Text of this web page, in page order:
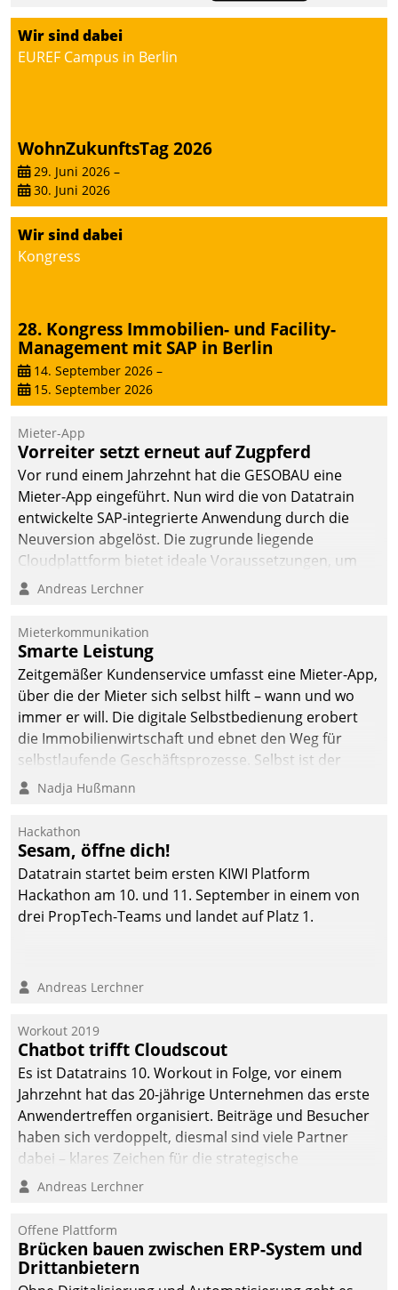
Die monatlichen
Mitteilungen zum
Heizungs- und
mehrere zuvor
festgelegte
Kommunikationswege bei
den Empfängern ein.
Wir sind dabei
EUREF Campus in Berlin
WohnZukunftsTag 2026
29. Juni 2026 –
30. Juni 2026
Wir sind dabei
Kongress
28. Kongress Immobilien- und Facility-
Management mit SAP in Berlin
14. September 2026 –
15. September 2026
Mieter-App
Vorreiter setzt erneut auf Zugpferd
Vor rund einem Jahrzehnt hat die GESOBAU eine
Mieter-App eingeführt. Nun wird die von Datatrain
entwickelte SAP-integrierte Anwendung durch die
Neuversion abgelöst. Die zugrunde liegende
Cloudplattform bietet ideale Voraussetzungen, um
die Funktionalität der App zu erweitern und weitere
integrieren.
Andreas Lerchner
Mieterkommunikation
Smarte Leistung
Zeitgemäßer Kundenservice umfasst eine Mieter-App,
über die der Mieter sich selbst hilft – wann und wo
immer er will. Die digitale Selbstbedienung erobert
die Immobilienwirtschaft und ebnet den Weg für
selbstlaufende Geschäftsprozesse. Selbst ist der
Kunde und smart der Serviceanbieter.
Nadja Hußmann
Hackathon
Sesam, öffne dich!
Datatrain startet beim ersten KIWI Platform
Hackathon am 10. und 11. September in einem von
drei PropTech-Teams und landet auf Platz 1.
Andreas Lerchner
Workout 2019
Chatbot trifft Cloudscout
Es ist Datatrains 10. Workout in Folge, vor einem
Jahrzehnt hat das 20-jährige Unternehmen das erste
Anwendertreffen organisiert. Beiträge und Besucher
haben sich verdoppelt, diesmal sind viele Partner
dabei – klares Zeichen für die strategische
Fokussierung auf den Kunden.
Andreas Lerchner
Offene Plattform
Brücken bauen zwischen ERP-System und
Drittanbietern